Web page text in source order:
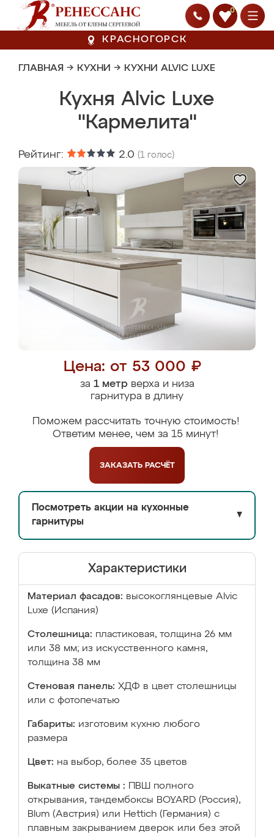
0
КРАСНОГОРСК
ГЛАВНАЯ → КУХНИ → КУХНИ ALVIC LUXE
Кухня Alvic Luxe
"Кармелита"
Рейтинг: 2.0 (1 голос)
Цена: от 53 000 ₽
за 1 метрверха и низа
гарнитура в длину
Поможем рассчитать точную стоимость!
Ответим менее, чем за 15 минут!
ЗАКАЗАТЬ РАСЧЁТ
Посмотреть акции на кухонные
гарнитуры
▼
Характеристики
Материал фасадов: высокоглянцевые Аlvic
Luxe (Испания)
Столешница: пластиковая, толщина 26 мм
или 38 мм; из искусственного камня,
толщина 38 мм
Стеновая панель: ХДФ в цвет столешницы
или с фотопечатью
Габариты: изготовим кухню любого
размера
Цвет: на выбор, более 35 цветов
Выкатные системы :
ПВШ полного
открывания, тандембоксы BOYARD (Россия),
Blum (Австрия) или Hettich (Германия) с
плавным закрыванием дверок или без этой